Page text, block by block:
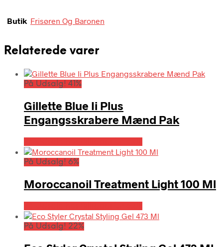
Butik Frisøren Og Baronen
Relaterede varer
På Udsalg! 41%
Gillette Blue Ii Plus
Engangsskrabere Mænd Pak
På Udsalg! 6%
Moroccanoil Treatment Light 100 Ml
På Udsalg! 22%